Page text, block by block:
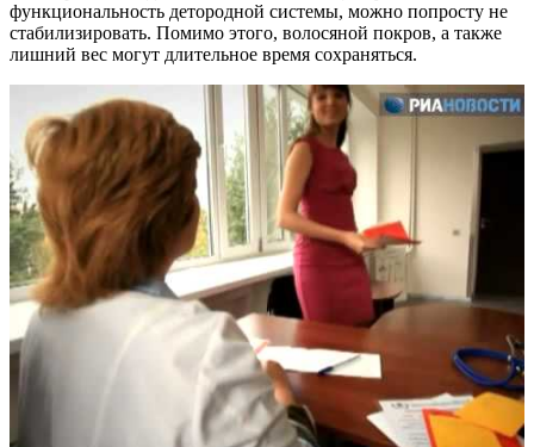
функциональность детородной системы, можно попросту не
стабилизировать. Помимо этого, волосяной покров, а также
лишний вес могут длительное время сохраняться.